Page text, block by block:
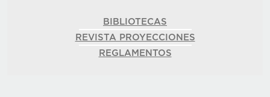
BIBLIOTECAS
REVISTA PROYECCIONES
REGLAMENTOS